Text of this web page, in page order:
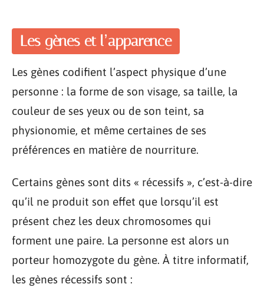
Les gènes et l’apparence
Les gènes codifient l’aspect physique d’une
personne : la forme de son visage, sa taille, la
couleur de ses yeux ou de son teint, sa
physionomie, et même certaines de ses
préférences en matière de nourriture.
Certains gènes sont dits « récessifs », c’est-à-dire
qu’il ne produit son effet que lorsqu’il est
présent chez les deux chromosomes qui
forment une paire. La personne est alors un
porteur homozygote du gène. À titre informatif,
les gènes récessifs sont :